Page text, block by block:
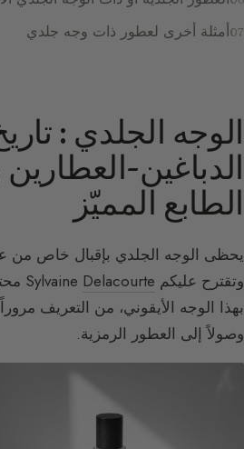
أمثلة أخرى لعطور ذات وجه جلدي
الوجه الجلدي :
الدباغين-
الطابع المميّز
يحظى الوجه الجلدي بإقبال خاص من
وتقترح عليكم Sylvaine Delacourte
بهذا الوجه الأيقوني، من التعريف
وصولاً إلى العطور الرمزية.